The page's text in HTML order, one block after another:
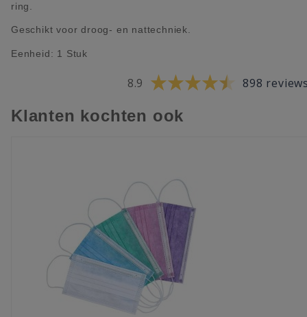
ring.
Geschikt voor droog- en nattechniek.
Eenheid: 1 Stuk
8.9 898
Klanten kochten ook